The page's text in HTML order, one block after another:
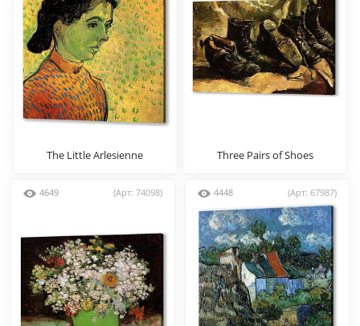
The Little Arlesienne Three Pairs of Shoes
4649 (Арт: 74098) 4448 (Арт: 67987)